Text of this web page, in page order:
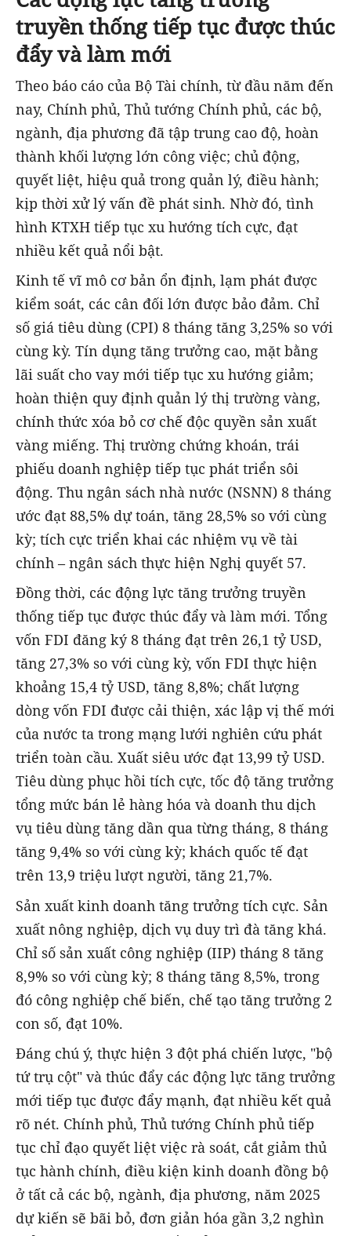
truyền thống tiếp tục được thúc
đẩy và làm mới
Theo báo cáo của Bộ Tài chính, từ đầu năm đến
nay, Chính phủ, Thủ tướng Chính phủ, các bộ,
ngành, địa phương đã tập trung cao độ, hoàn
thành khối lượng lớn công việc; chủ động,
quyết liệt, hiệu quả trong quản lý, điều hành;
kịp thời xử lý vấn đề phát sinh. Nhờ đó, tình
hình KTXH tiếp tục xu hướng tích cực, đạt
nhiều kết quả nổi bật.
Kinh tế vĩ mô cơ bản ổn định, lạm phát được
kiểm soát, các cân đối lớn được bảo đảm. Chỉ
số giá tiêu dùng (CPI) 8 tháng tăng 3,25% so với
cùng kỳ. Tín dụng tăng trưởng cao, mặt bằng
lãi suất cho vay mới tiếp tục xu hướng giảm;
hoàn thiện quy định quản lý thị trường vàng,
chính thức xóa bỏ cơ chế độc quyền sản xuất
vàng miếng. Thị trường chứng khoán, trái
phiếu doanh nghiệp tiếp tục phát triển sôi
động. Thu ngân sách nhà nước (NSNN) 8 tháng
ước đạt 88,5% dự toán, tăng 28,5% so với cùng
kỳ; tích cực triển khai các nhiệm vụ về tài
chính – ngân sách thực hiện Nghị quyết 57.
Đồng thời, các động lực tăng trưởng truyền
thống tiếp tục được thúc đẩy và làm mới. Tổng
vốn FDI đăng ký 8 tháng đạt trên 26,1 tỷ USD,
tăng 27,3% so với cùng kỳ, vốn FDI thực hiện
khoảng 15,4 tỷ USD, tăng 8,8%; chất lượng
dòng vốn FDI được cải thiện, xác lập vị thế mới
của nước ta trong mạng lưới nghiên cứu phát
triển toàn cầu. Xuất siêu ước đạt 13,99 tỷ USD.
Tiêu dùng phục hồi tích cực, tốc độ tăng trưởng
tổng mức bán lẻ hàng hóa và doanh thu dịch
vụ tiêu dùng tăng dần qua từng tháng, 8 tháng
tăng 9,4% so với cùng kỳ; khách quốc tế đạt
trên 13,9 triệu lượt người, tăng 21,7%.
Sản xuất kinh doanh tăng trưởng tích cực. Sản
xuất nông nghiệp, dịch vụ duy trì đà tăng khá.
Chỉ số sản xuất công nghiệp (IIP) tháng 8 tăng
8,9% so với cùng kỳ; 8 tháng tăng 8,5%, trong
đó công nghiệp chế biến, chế tạo tăng trưởng 2
con số, đạt 10%.
Đáng chú ý, thực hiện 3 đột phá chiến lược, "bộ
tứ trụ cột" và thúc đẩy các động lực tăng trưởng
mới tiếp tục được đẩy mạnh, đạt nhiều kết quả
rõ nét. Chính phủ, Thủ tướng Chính phủ tiếp
tục chỉ đạo quyết liệt việc rà soát, cắt giảm thủ
tục hành chính, điều kiện kinh doanh đồng bộ
ở tất cả các bộ, ngành, địa phương, năm 2025
dự kiến sẽ bãi bỏ, đơn giản hóa gần 3,2 nghìn